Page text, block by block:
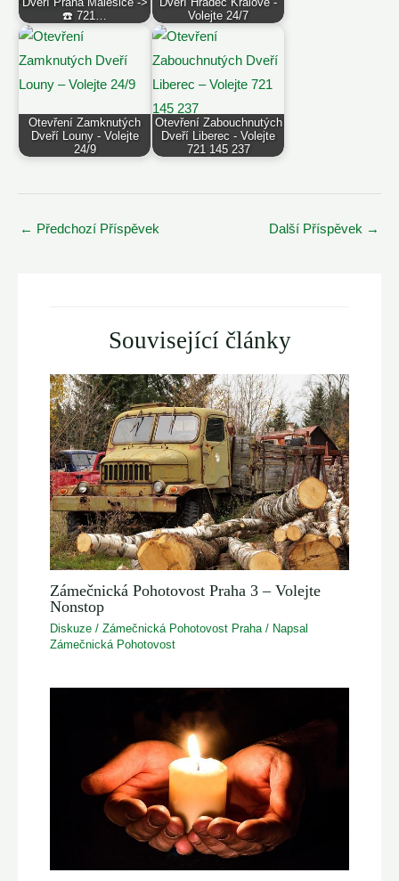
☎️ 721…
Volejte 24/7
Otevření Zamknutých
Dveří Louny - Volejte
24/9
Otevření Zabouchnutých
Dveří Liberec - Volejte
721 145 237
Post
← Předchozí Příspěvek Další Příspěvek →
Související články
Zámečnická Pohotovost Praha 3 – Volejte
Nonstop
Diskuze /Zámečnická Pohotovost Praha / Napsal
Zámečnická Pohotovost